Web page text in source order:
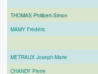
THOMAS Philibert-Simon
MAMY Frédéric
METRAUX Joseph-Marie
CHANDY Pierre